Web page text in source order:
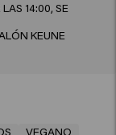
14:00, SE
KEUNE
VEGANO